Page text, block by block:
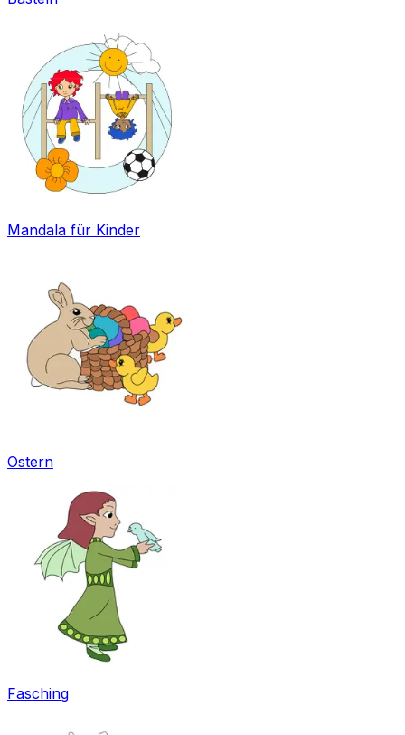
Mandala für Kinder
Ostern
Fasching